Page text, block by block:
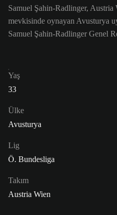
Samuel Şahin-Radlinger,
mevkisinde oynayan Avusturya
Samuel Şahin-Radlinger Genel
Yaş
33
Ülke
Avusturya
Lig
Ö. Bundesliga
Takım
Austria Wien